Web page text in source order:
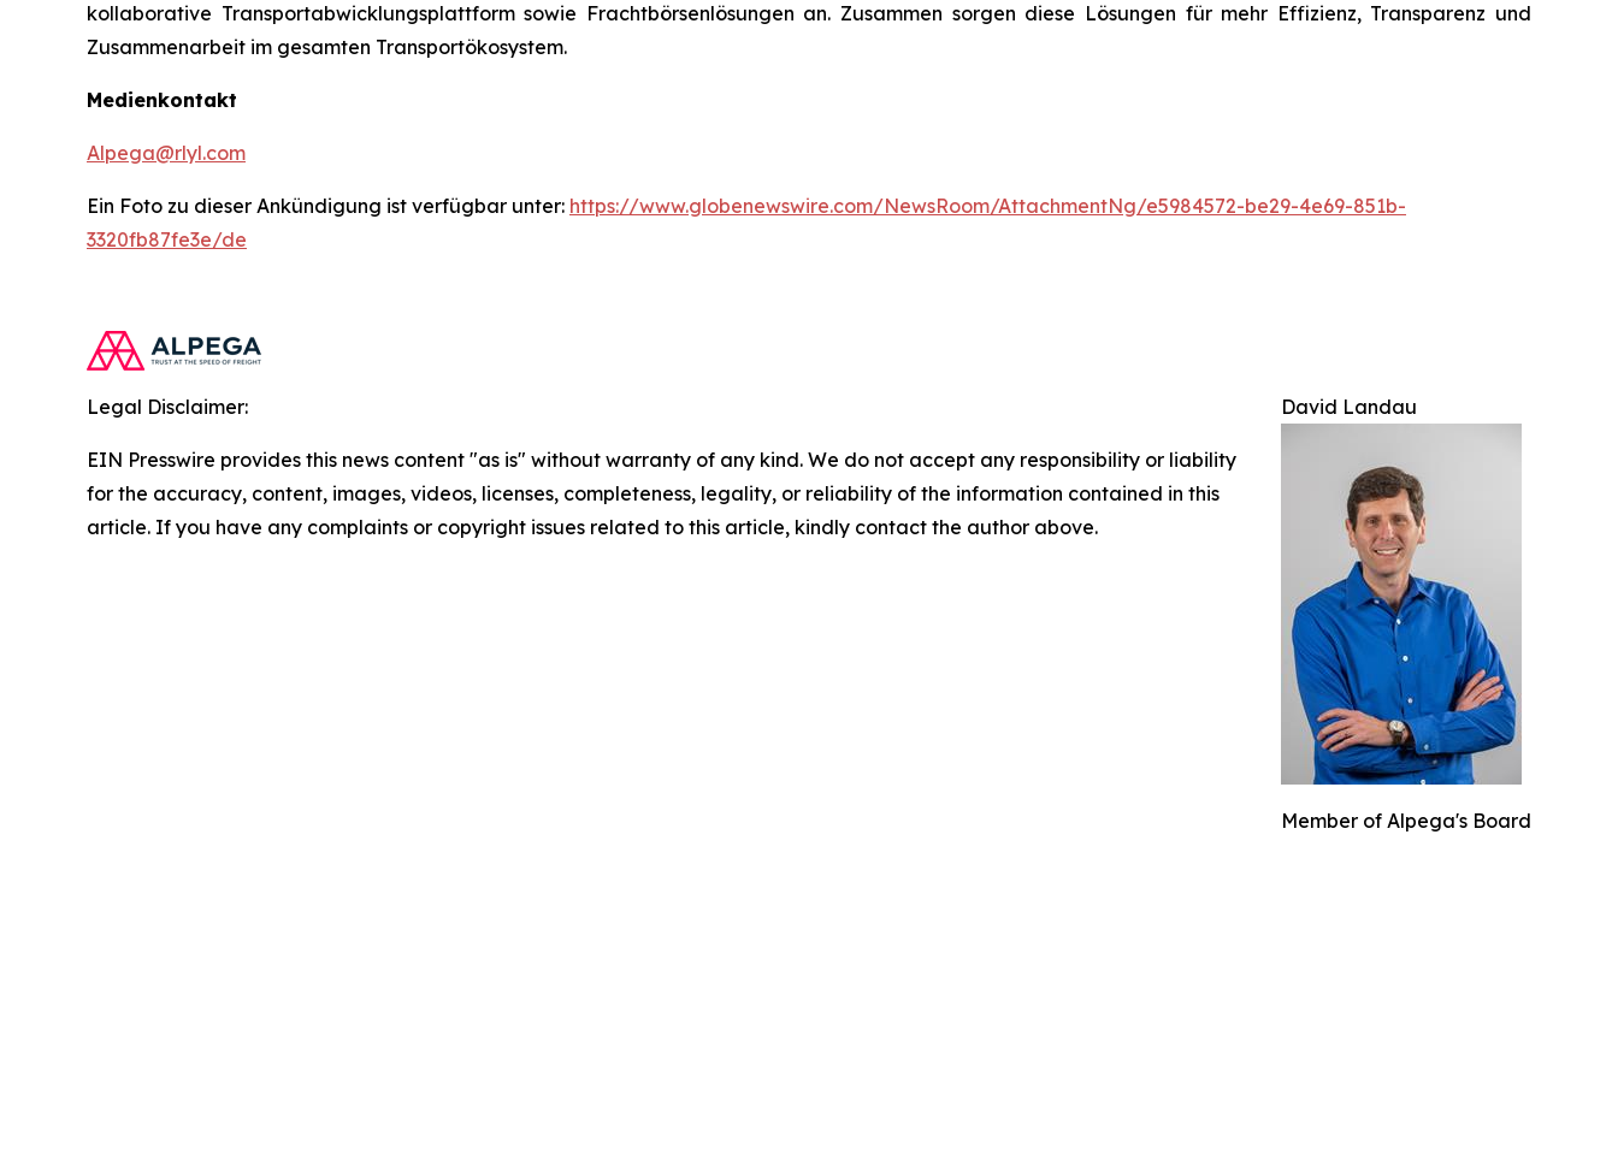
kollaborative Transportabwicklungsplattform sowie Frachtbörsenlösungen an. Zusammen sorgen diese Lösungen für mehr Effizienz, Transparenz und
Zusammenarbeit im gesamten Transportökosystem.
Medienkontakt
Alpega@rlyl.com
Ein Foto zu dieser Ankündigung ist verfügbar unter: https://www.globenewswire.com/NewsRoom/AttachmentNg/e5984572-be29-4e69-851b-
3320fb87fe3e/de
David Landau
Member of Alpega's Board
Legal Disclaimer:
EIN Presswire provides this news content "as is" without warranty of any kind. We do not accept any responsibility or liability
for the accuracy, content, images, videos, licenses, completeness, legality, or reliability of the information contained in this
article. If you have any complaints or copyright issues related to this article, kindly contact the author above.